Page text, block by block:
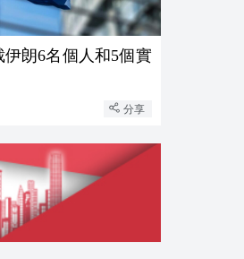
朗6名個人和5個實
分享